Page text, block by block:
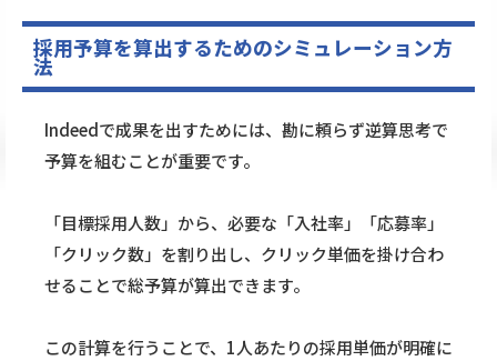
採用予算を算出するためのシミュレーション方
法
Indeedで成果を出すためには、勘に頼らず逆算思考で
予算を組むことが重要です。
「目標採用人数」から、必要な「入社率」「応募率」
「クリック数」を割り出し、クリック単価を掛け合わ
せることで総予算が算出できます。
この計算を行うことで、1人あたりの採用単価が明確に